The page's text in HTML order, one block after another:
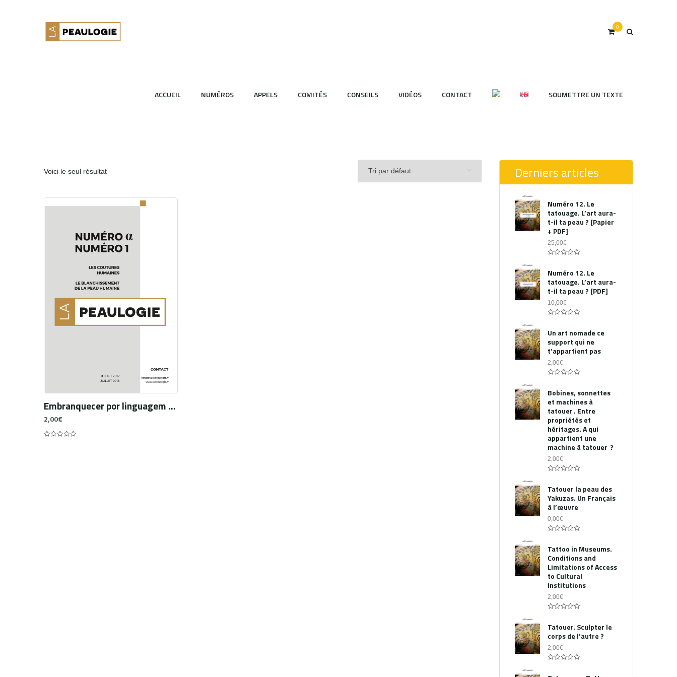
0
ACCUEIL NUMÉROS APPELS COMITÉS CONSEILS VIDÉOS CONTACT SOUMETTRE UN TEXTE
Voici le seul résultat
Embranquecer por linguagem Uma análise das alterdeclarações de cor/raça no Brasil
2,00€
Derniers articles
Numéro 12. Le
tatouage. L’art aura-
t-il ta peau ? [Papier
+ PDF]
25,00€
out
of
5
Numéro 12. Le
tatouage. L’art aura-
t-il ta peau ? [PDF]
10,00€
out
of
5
Un art nomade ce
support qui ne
t’appartient pas
2,00€
out
of
5
Bobines, sonnettes
et machines à
tatouer . Entre
propriétés et
héritages. A qui
appartient une
machine à tatouer ?
2,00€
out
of
5
Tatouer la peau des
Yakuzas. Un Français
à l’œuvre
0,00€
out
of
5
Tattoo in Museums.
Conditions and
Limitations of Access
to Cultural
Institutions
2,00€
out
of
5
Tatouer. Sculpter le
corps de l’autre ?
2,00€
out